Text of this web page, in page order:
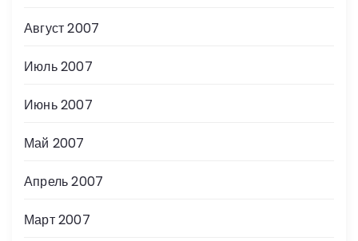
Август 2007
Июль 2007
Июнь 2007
Май 2007
Апрель 2007
Март 2007